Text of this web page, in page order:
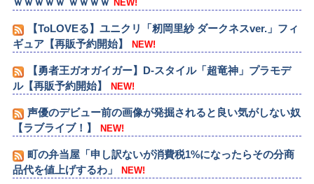
NEW!
【ToLOVEる】ユニクリ「籾岡里紗 ダークネスver.」フィ
ギュア【再販予約開始】
NEW!
【勇者王ガオガイガー】D-スタイル「超竜神」プラモデ
ル【再販予約開始】
NEW!
声優のデビュー前の画像が発掘されると良い気がしない奴
【ラブライブ！】
NEW!
町の弁当屋「申し訳ないが消費税1%になったらその分商
品代を値上げするわ」
NEW!